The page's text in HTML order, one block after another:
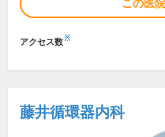
この医
アクセス数※
藤井循環器内科